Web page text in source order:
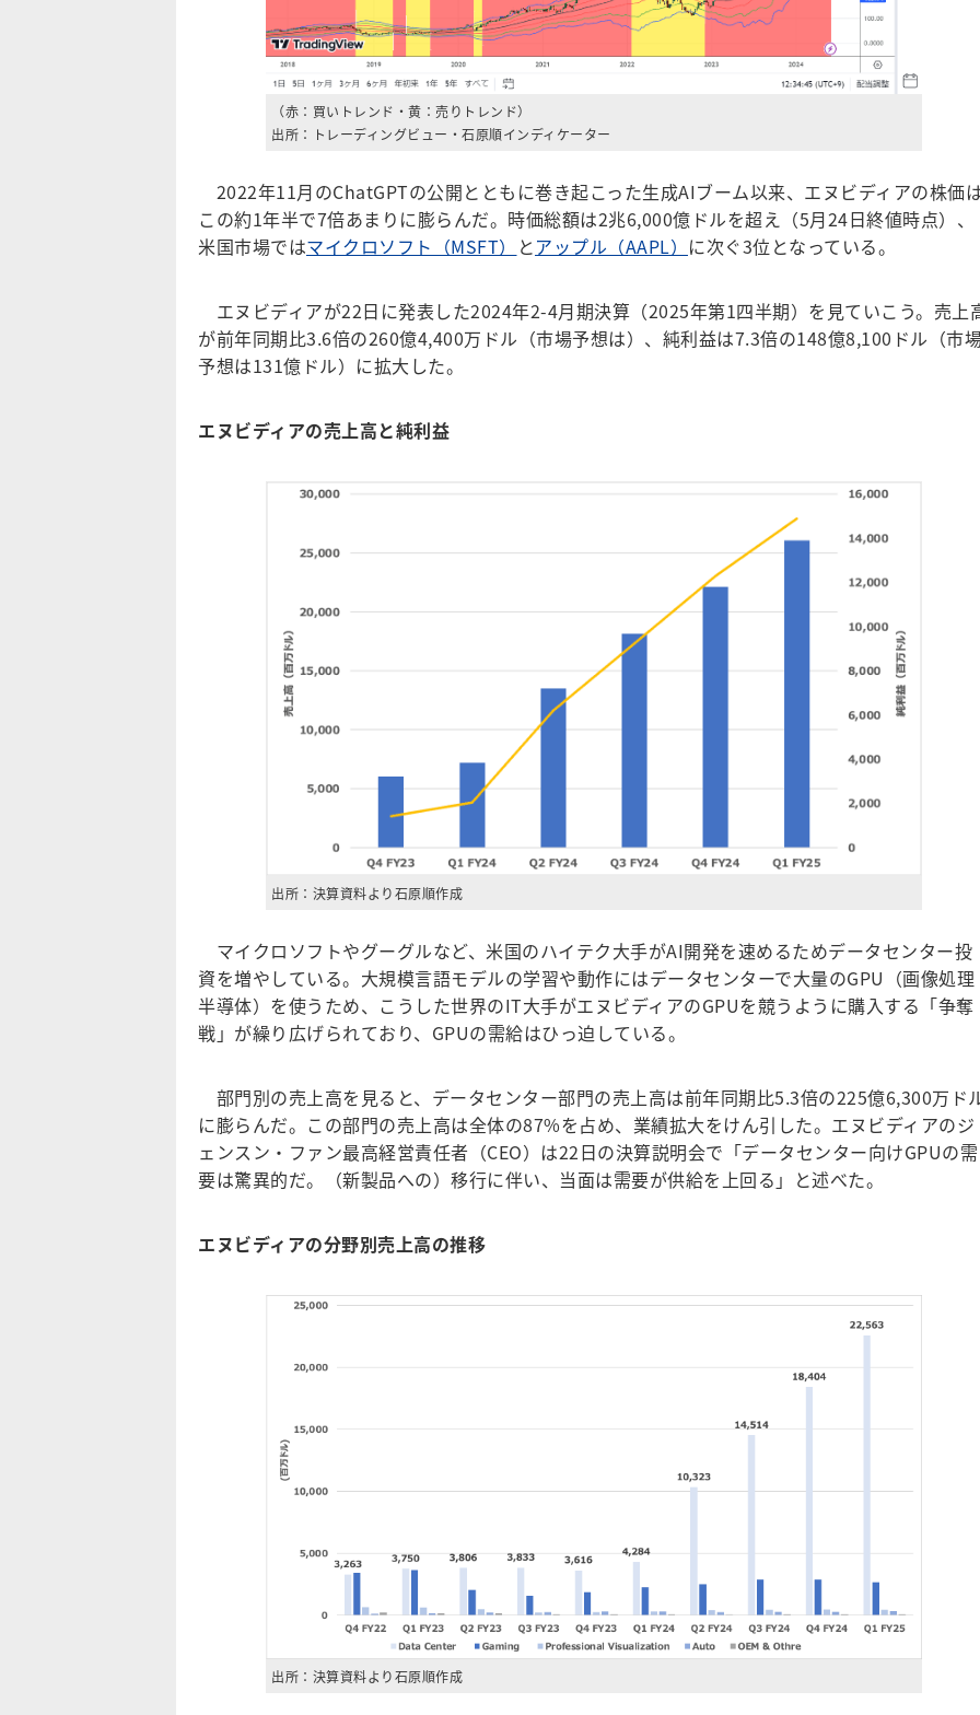
（赤：買いトレンド・黄：売りトレンド）
出所：トレーディングビュー・石原順インディケーター
2022年11月のChatGPTの公開とともに巻き起こった生成AIブーム以来、エヌビディアの株価
この約1年半で7倍あまりに膨らんだ。時価総額は2兆6,000億ドルを超え（5月24日終値時点）、
米国市場ではマイクロソフト（MSFT） とアップル（AAPL） に次ぐ3位となっている。
エヌビディアが22日に発表した2024年2-4月期決算（2025年第1四半期）を見ていこう。売上
が前年同期比3.6倍の260億4,400万ドル（市場予想は）、純利益は7.3倍の148億8,100ドル（市
予想は131億ドル）に拡大した。
エヌビディアの売上高と純利益
出所：決算資料より石原順作成
マイクロソフトやグーグルなど、米国のハイテク大手がAI開発を速めるためデータセンター投
資を増やしている。大規模言語モデルの学習や動作にはデータセンターで大量のGPU（画像処理
半導体）を使うため、こうした世界のIT大手がエヌビディアのGPUを競うように購入する「争奪
戦」が繰り広げられており、GPUの需給はひっ迫している。
部門別の売上高を見ると、データセンター部門の売上高は前年同期比5.3倍の225億6,300万ド
に膨らんだ。この部門の売上高は全体の87%を占め、業績拡大をけん引した。エヌビディアのジ
ェンスン・ファン最高経営責任者（CEO）は22日の決算説明会で「データセンター向けGPUの需
要は驚異的だ。（新製品への）移行に伴い、当面は需要が供給を上回る」と述べた。
エヌビディアの分野別売上高の推移
出所：決算資料より石原順作成